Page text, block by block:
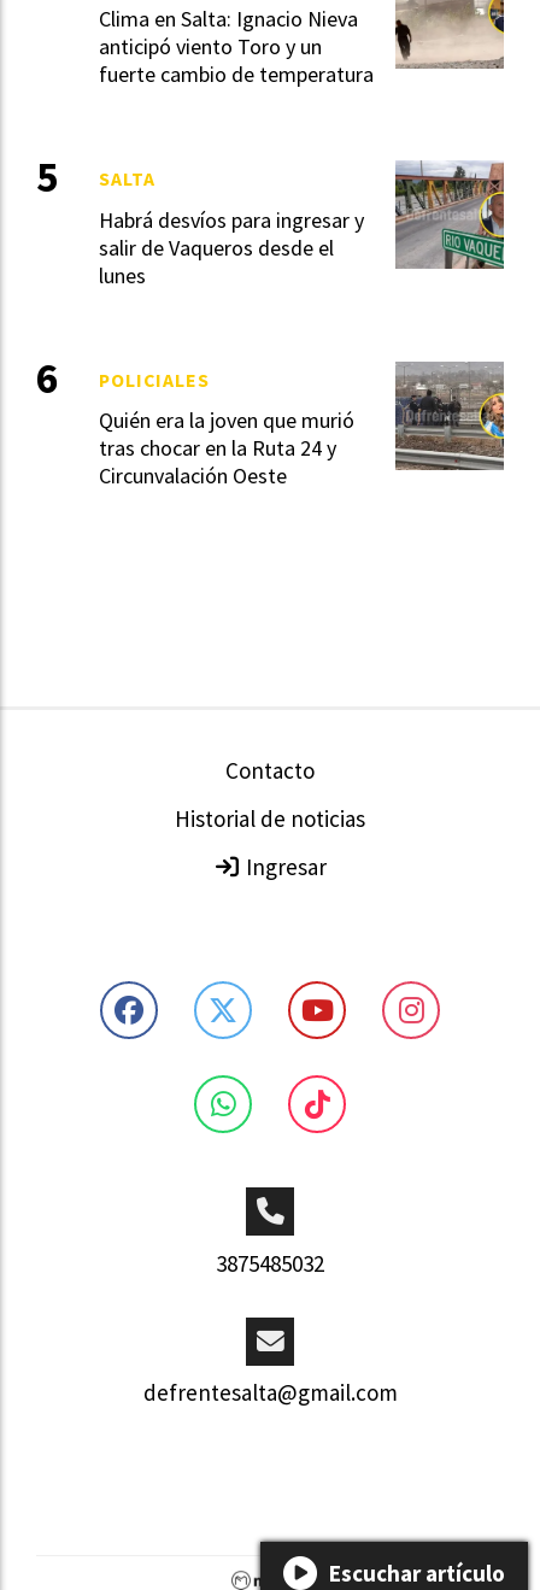
Clima en Salta: Ignacio Nieva
anticipó viento Toro y un
fuerte cambio de temperatura
Habrá desvíos para ingresar y
salir de Vaqueros desde el
lunes
SALTA
Quién era la joven que murió
tras chocar en la Ruta 24 y
Circunvalación Oeste
POLICIALES
Contacto
Historial de noticias
Ingresar
3875485032
defrentesalta@gmail.com
Escuchar artículo